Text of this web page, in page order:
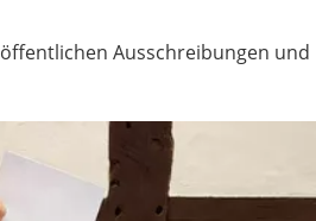
Ausschreibungen und